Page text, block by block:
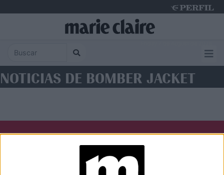
NOTICIAS DE BOMBER JACKET